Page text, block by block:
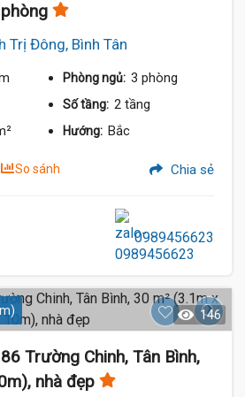
Trị Đông, Bình Tân
Phòng ngủ: 3 phòng
Số tầng: 2 tầng
Hướng: Bắc
So sánh Chia sẻ
0989456623
146
Trường Chinh, Tân Bình,
nhà đẹp